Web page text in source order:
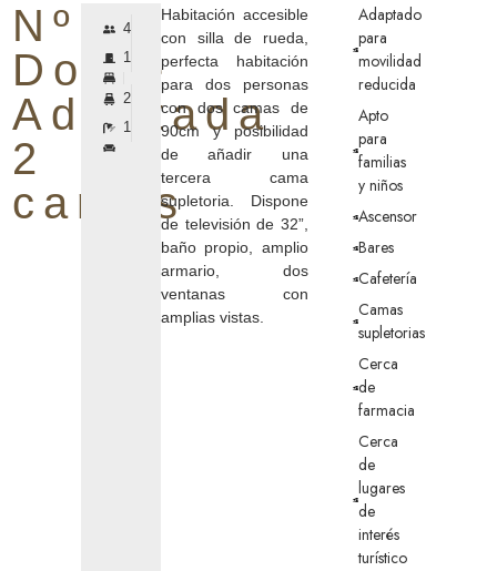
Nº2
Doble
Adaptada
2
camas
4
1
2
1
Habitación accesible
con silla de rueda,
perfecta habitación
para dos personas
con dos camas de
90cm y posibilidad
de añadir una
tercera cama
supletoria. Dispone
de televisión de 32”,
baño propio, amplio
armario, dos
ventanas con
amplias vistas.
Adaptado
para
movilidad
reducida
Apto
para
familias
y niños
Ascensor
Bares
Cafetería
Camas
supletorias
Cerca
de
farmacia
Cerca
de
lugares
de
interés
turístico